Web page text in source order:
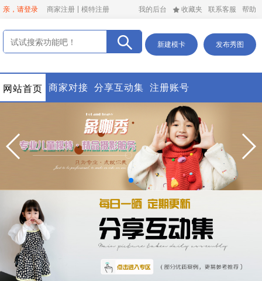
亲，请登录 商家注册 模特注册 我的后台 收藏夹 联系客服 帮助
新建模卡 发布秀图
网站首页 商家对接 分享互动集 注册账号